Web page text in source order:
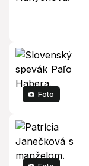
Foto